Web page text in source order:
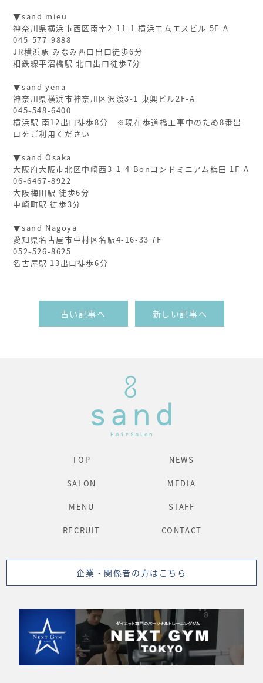
▼sand mieu
神奈川県横浜市西区南幸2-11-1 横浜エムエスビル 5F-A
045-577-9888
JR横浜駅 みなみ西口出口徒歩6分
相鉄線平沼橋駅 北口出口徒歩7分
▼sand yena
神奈川県横浜市神奈川区沢渡3-1 東興ビル2F-A
045-548-6400
横浜駅 南12出口徒歩8分 ※現在歩道橋工事中のため8番出
口をご利用ください
▼sand Osaka
大阪府大阪市北区中崎西3-1-4 Bonコンドミニアム梅田 1F-A
06-6467-8922
大阪梅田駅 徒歩6分
中崎町駅 徒歩3分
▼sand Nagoya
愛知県名古屋市中村区名駅4-16-33 7F
052-526-8625
名古屋駅 13出口徒歩6分
古い記事へ 新しい記事へ
TOP NEWS
SALON MEDIA
MENU STAFF
RECRUIT CONTACT
企業・関係者の方はこちら